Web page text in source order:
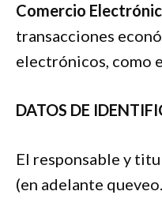
Comercio
transacciones
electrónicos, como
DATOS DE
El responsable y
(en adelante